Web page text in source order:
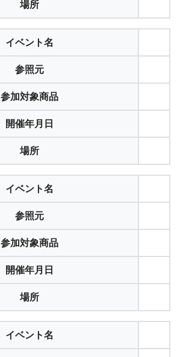
場所
イベント名
参照元
参加対象商品
開催年月日
場所
イベント名
参照元
参加対象商品
開催年月日
場所
イベント名